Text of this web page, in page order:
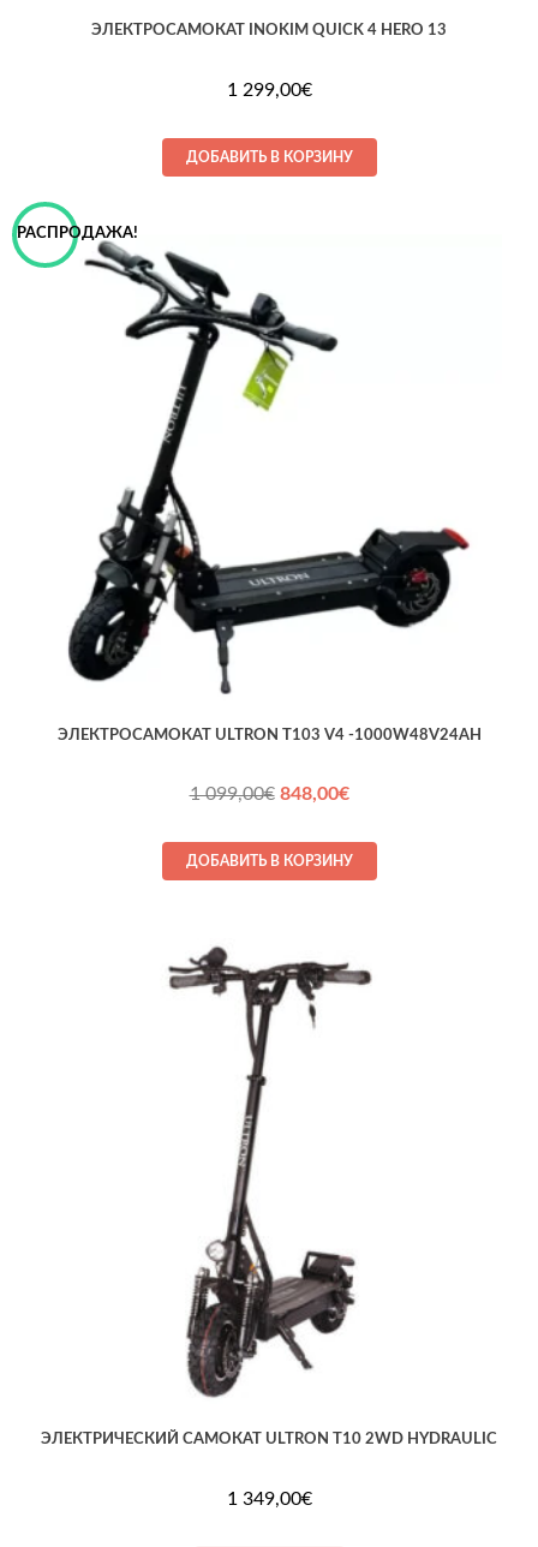
ЭЛЕКТРОСАМОКАТ INOKIM QUICK 4 HERO 13
1 299,00€
ДОБАВИТЬ В КОРЗИНУ
РАСПРОДАЖА!
ЭЛЕКТРОСАМОКАТ ULTRON T103 V4 -1000W48V24AH
1 099,00€ Первоначальная
составляла
1 099,00€.
848,00€Текущая
848,00€.
ДОБАВИТЬ В КОРЗИНУ
ЭЛЕКТРИЧЕСКИЙ САМОКАТ ULTRON T10 2WD HYDRAULIC
1 349,00€